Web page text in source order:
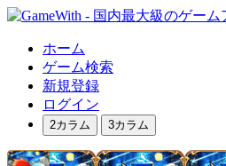
ホーム
ゲーム検索
新規登録
ログイン
2カラム 3カラム